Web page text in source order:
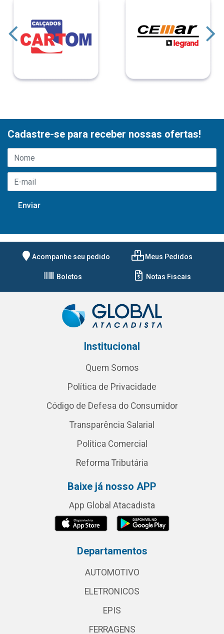
Cadastre-se para receber nossas ofertas!
Acompanhe seu pedido Meus Pedidos
Boletos Notas Fiscais
Institucional
Quem Somos
Política de Privacidade
Código de Defesa do Consumidor
Transparência Salarial
Política Comercial
Reforma Tributária
Baixe já nosso APP
App Global Atacadista
Departamentos
AUTOMOTIVO
ELETRONICOS
EPIS
FERRAGENS